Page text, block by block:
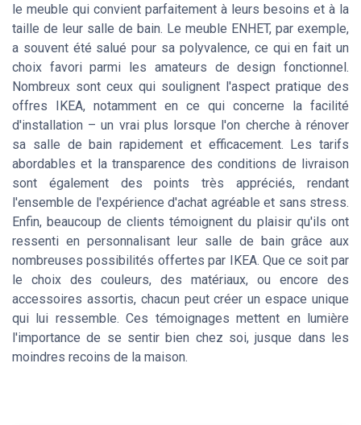
le meuble qui convient parfaitement à leurs besoins et à la
taille de leur salle de bain. Le meuble ENHET, par exemple,
a souvent été salué pour sa polyvalence, ce qui en fait un
choix favori parmi les amateurs de design fonctionnel.
Nombreux sont ceux qui soulignent l'aspect pratique des
offres IKEA, notamment en ce qui concerne la facilité
d'installation – un vrai plus lorsque l'on cherche à rénover
sa salle de bain rapidement et efficacement. Les tarifs
abordables et la transparence des conditions de livraison
sont également des points très appréciés, rendant
l'ensemble de l'expérience d'achat agréable et sans stress.
Enfin, beaucoup de clients témoignent du plaisir qu'ils ont
ressenti en personnalisant leur salle de bain grâce aux
nombreuses possibilités offertes par IKEA. Que ce soit par
le choix des couleurs, des matériaux, ou encore des
accessoires assortis, chacun peut créer un espace unique
qui lui ressemble. Ces témoignages mettent en lumière
l'importance de se sentir bien chez soi, jusque dans les
moindres recoins de la maison.